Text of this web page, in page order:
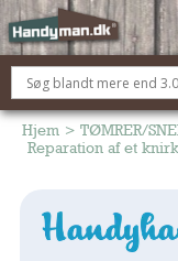
OM HANDYMAN.DK
FÅ 3 TILBUD
ANNONCERING
TØMRER/SNEDKER
Hjem > TØMRER/
Reparation af et